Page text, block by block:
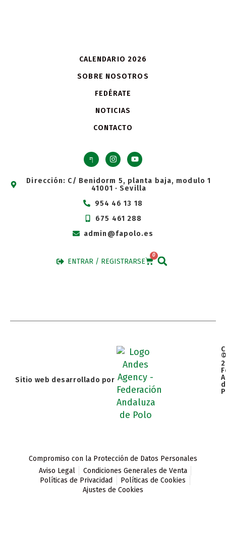
CALENDARIO 2026
SOBRE NOSOTROS
FEDÉRATE
NOTICIAS
CONTACTO
Dirección: C/ Benidorm 5, planta baja, modulo 1
41001 · Sevilla
954 46 13 18
675 461 288
admin@fapolo.es
ENTRAR / REGISTRARSE
0
Sitio web desarrollado por
Compromiso con la Protección de Datos Personales
Aviso Legal
Condiciones Generales de Venta
Políticas de Privacidad
Políticas de Cookies
Ajustes de Cookies